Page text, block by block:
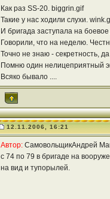
Как раз SS-20. biggrin.gif
Такие у нас ходили слухи.
И бригада заступала на
Говорили, что на неделю.
Точно не знаю - секретность,
Помню один нелицеприятный
Всяко бывало ....
12.11.2006, 16:21
Автор:СамовольщикАндрей
с 74 по 79 в бригаде на
на вид и тупорылей.